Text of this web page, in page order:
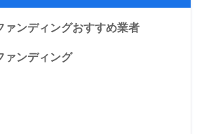
ァンディングおすすめ業者
ァンディング